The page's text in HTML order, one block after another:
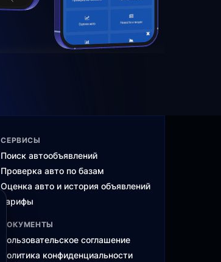
СЕРВИСЫ
Поиск автообъявлений
Проверка авто по базам
Оценка авто и история объявлений
Тарифы
ДОКУМЕНТЫ
Пользовательское соглашение
Политика конфиденциальности